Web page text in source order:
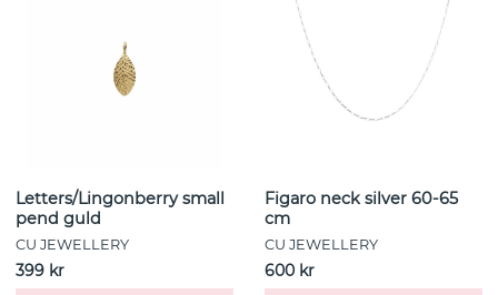
Letters/Lingonberry small
pend guld
CU JEWELLERY
399 kr
Figaro neck silver 60-65
cm
CU JEWELLERY
600 kr